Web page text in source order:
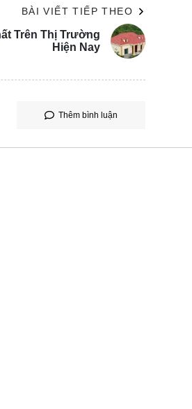
BÀI VIẾT TIẾP THEO
Trên Thị Trường
Hiện Nay
Thêm bình luận